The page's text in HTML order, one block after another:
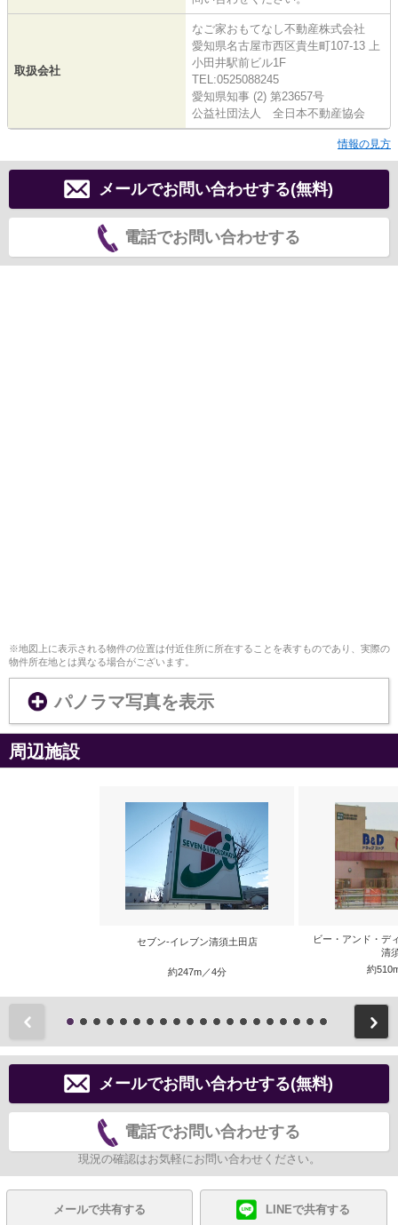
取扱会社
なご家おもてなし不動産株式会社
愛知県名古屋市西区貴生町107-13 上
小田井駅前ビル1F
TEL:0525088245
愛知県知事 (2) 第23657号
公益社団法人 全日本不動産協会
情報の見方
メールでお問い合わせする(無料)
電話でお問い合わせする
※地図上に表示される物件の位置は付近住所に所在することを表すものであり、実際の
物件所在地とは異なる場合がございます。
パノラマ写真を表示
周辺施設
セブン-イレブン清須土田店
約247m／4分
ビー・アンド・デ
清
約
メールでお問い合わせする(無料)
電話でお問い合わせする
現況の確認はお気軽にお問い合わせください。
メールで共有する LINEで共有する